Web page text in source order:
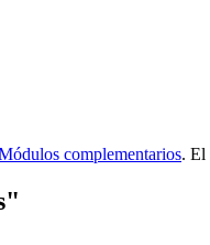
complementarios. El